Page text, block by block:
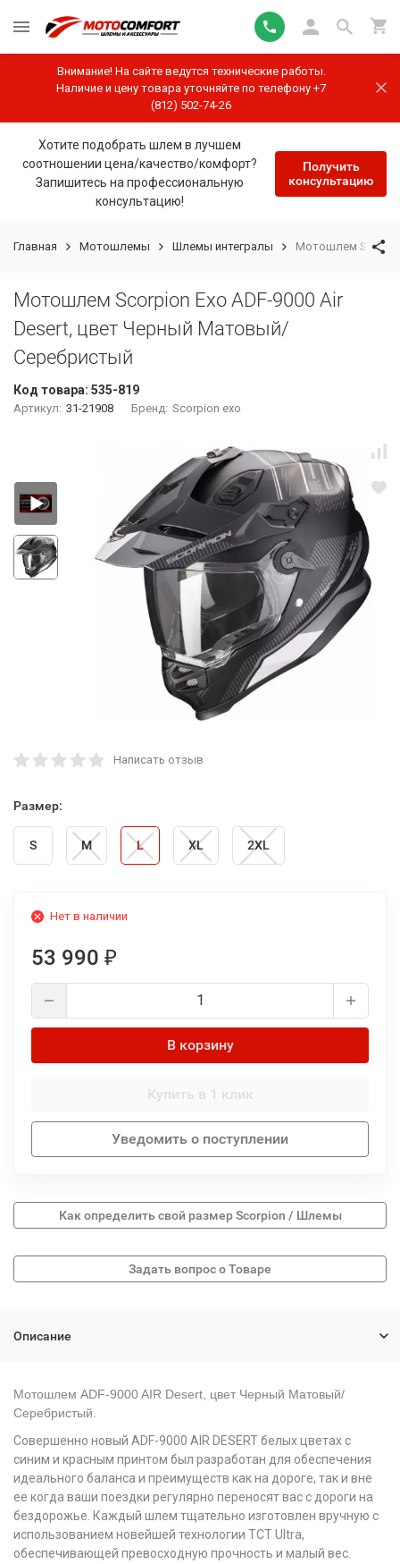
Внимание! На сайте ведутся технические работы.
Наличие и цену товара уточняйте по телефону +7
(812) 502-74-26
Хотите подобрать шлем в лучшем
соотношении цена/качество/комфорт?
Запишитесь на профессиональную
консультацию!
Получить
консультацию
Главная Мотошлемы Шлемы интегралы Мотошлем
Мотошлем Scorpion Exo ADF-9000 Air
Desert, цвет Черный Матовый/
Серебристый
Код товара: 535-819
Артикул: 31-21908 Бренд: Scorpion exo
Написать отзыв
Размер:
S M L XL 2XL
Нет в наличии
53 990 ₽
В корзину
Купить в 1 клик
Уведомить о поступлении
Как определить свой размер Scorpion / Шлемы
Описание
Мотошлем ADF-9000 AIR Desert, цвет Черный Матовый/
Серебристый.
Совершенно новый ADF-9000 AIR DESERT белых цветах с
синим и красным принтом был разработан для обеспечения
идеального баланса и преимуществ как на дороге, так и вне
ее когда ваши поездки регулярно переносят вас с дороги на
бездорожье. Каждый шлем тщательно изготовлен вручную с
использованием новейшей технологии TCT Ultra,
обеспечивающей превосходную прочность и малый вес.